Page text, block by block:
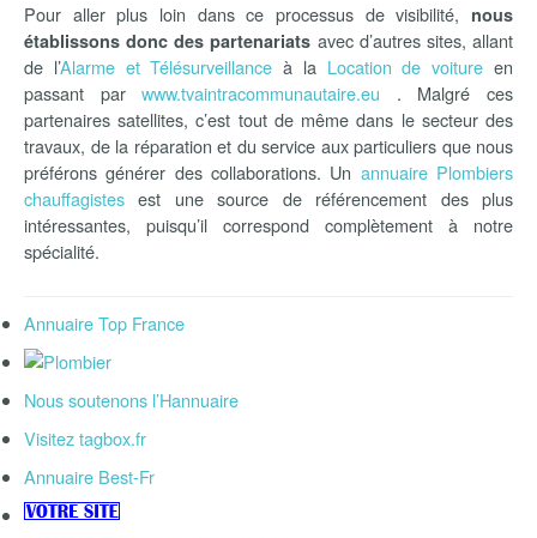
Pour aller plus loin dans ce processus de visibilité, nous
établissons donc des partenariats avec d’autres sites, allant
de l’Alarme et Télésurveillance à la Location de voiture en
passant parwww.tvaintracommunautaire.eu . Malgré ces
partenaires satellites, c’est tout de même dans le secteur des
travaux, de la réparation et du service aux particuliers que nous
préférons générer des collaborations. Un annuaire Plombiers
chauffagistes est une source de référencement des plus
intéressantes, puisqu’il correspond complètement à notre
spécialité.
Annuaire Top France
Nous soutenons l’Hannuaire
Visitez tagbox.fr
Annuaire Best-Fr